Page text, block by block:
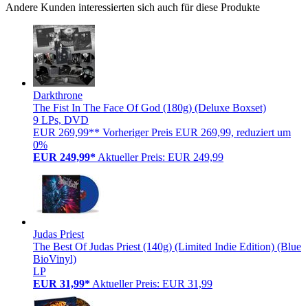
Andere Kunden interessierten sich auch für diese Produkte
Darkthrone
The Fist In The Face Of God (180g) (Deluxe Boxset)
9 LPs, DVD
EUR 269,99** Vorheriger Preis EUR 269,99, reduziert um
0%
EUR 249,99* Aktueller Preis: EUR 249,99
Judas Priest
The Best Of Judas Priest (140g) (Limited Indie Edition) (Blue
BioVinyl)
LP
EUR 31,99* Aktueller Preis: EUR 31,99